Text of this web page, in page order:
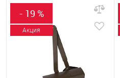
- 19 %
Акция